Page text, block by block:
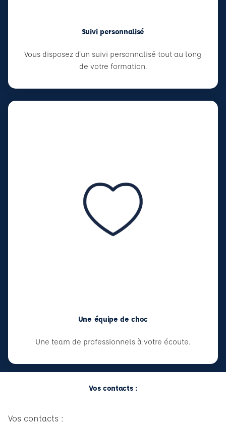
Suivi personnalisé
Vous disposez d'un suivi personnalisé tout au long
de votre formation.
Une équipe de choc
Une team de professionnels à votre écoute.
Vos contacts :
Vos contacts :